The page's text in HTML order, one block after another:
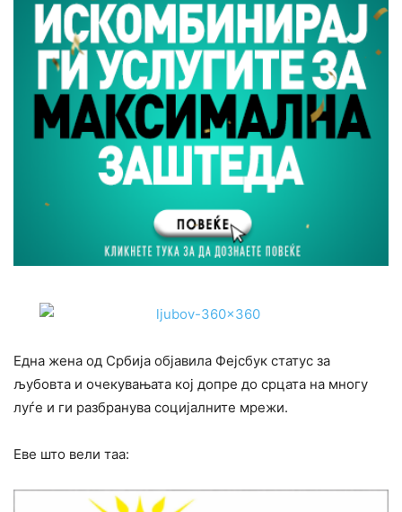
Една жена од Србија објавила Фејсбук статус за
љубовта и очекувањата кој допре до срцата на многу
луѓе и ги разбранува социјалните мрежи.
Еве што вели таа: